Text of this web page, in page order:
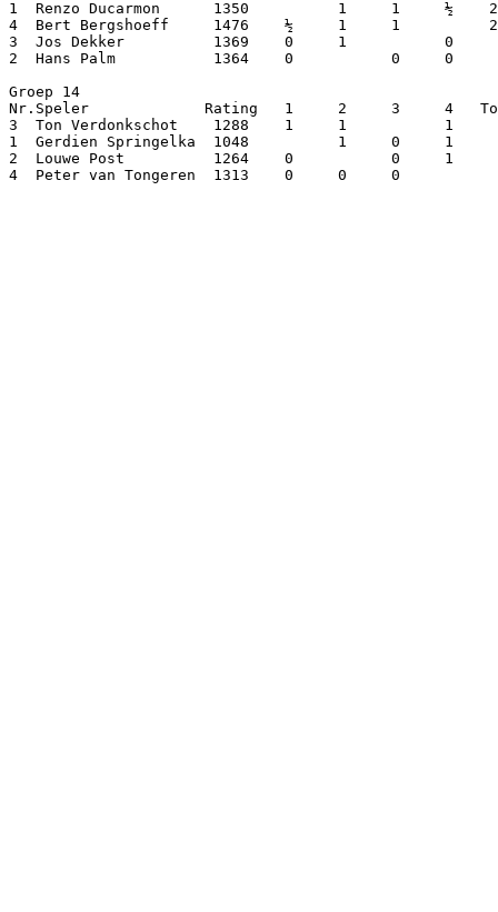
1  Renzo Ducarmon      1350          1     1     ½
4  Bert Bergshoeff     1476    ½     1     1
3  Jos Dekker          1369    0     1           0
2  Hans Palm           1364    0           0     0
Groep 14
Nr.Speler             Rating   1     2     3     4
3  Ton Verdonkschot    1288    1     1           1
1  Gerdien Springelka  1048          1     0     1
2  Louwe Post          1264    0           0     1